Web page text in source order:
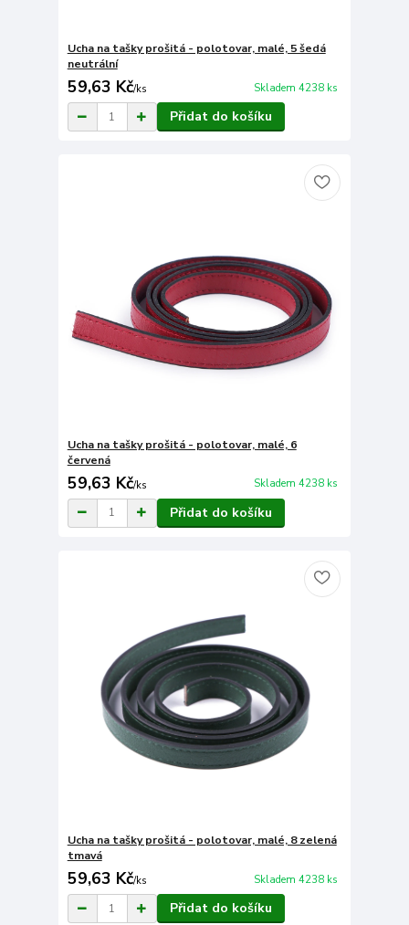
Ucha na tašky prošitá - polotovar, malé, 5 šedá
neutrální
59,63 Kč/ks Skladem 4238 ks
Přidat do košíku
Ucha na tašky prošitá - polotovar, malé, 6
červená
59,63 Kč/ks Skladem 4238 ks
Přidat do košíku
Ucha na tašky prošitá - polotovar, malé, 8 zelená
tmavá
59,63 Kč/ks Skladem 4238 ks
Přidat do košíku